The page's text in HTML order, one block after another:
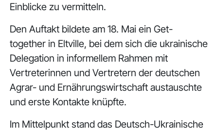
Einblicke zu vermitteln.
Den Auftakt bildete am 18. Mai ein Get-
together in Eltville, bei dem sich die ukrainische
Delegation in informellem Rahmen mit
Vertreterinnen und Vertretern der deutschen
Agrar- und Ernährungswirtschaft austauschte
und erste Kontakte knüpfte.
Im Mittelpunkt stand das Deutsch-Ukrainische